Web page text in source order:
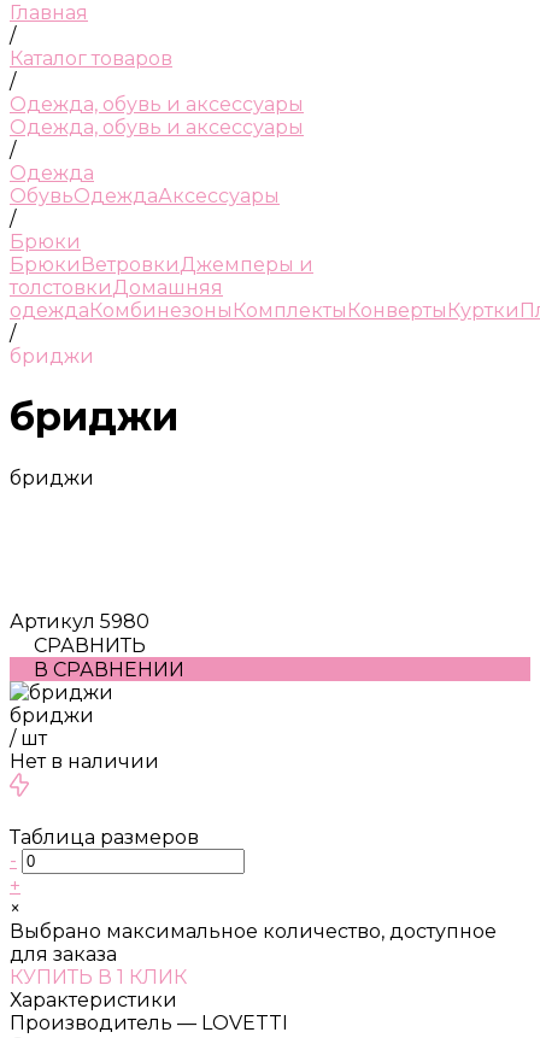
Главная
/
Каталог товаров
/
Одежда, обувь и аксессуары
Одежда, обувь и аксессуары
/
Одежда
ОбувьОдеждаАксессуары
/
Брюки
Брюки ВетровкиДжемперы и
толстовкиДомашняя
одеждаКомбинезоны Комплекты Конверты Куртки
/
бриджи
бриджи
бриджи
Артикул 5980
СРАВНИТЬ
В СРАВНЕНИИ
бриджи
/ шт
Нет в наличии
Таблица размеров
-
+
×
Выбрано максимальное количество, доступное
для заказа
КУПИТЬ В 1 КЛИК
Характеристики
Производитель — LOVETTI